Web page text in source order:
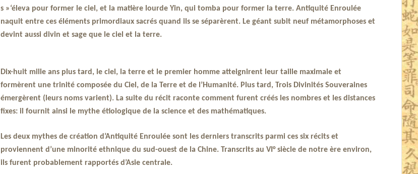
s »‘éleva pour former le ciel, et la matière lourde Yin, qui tomba pour former la terre. Antiquité Enroulée
naquit entre ces éléments primordiaux sacrés quand ils se séparèrent. Le géant subit neuf métamorphoses et
devint aussi divin et sage que le ciel et la terre.
Dix-huit mille ans plus tard, le ciel, la terre et le premier homme atteignirent leur taille maximale et
formèrent une trinité composée du Ciel, de la Terre et de l’Humanité. Plus tard, Trois Divinités Souveraines
émergèrent (leurs noms varient). La suite du récit raconte comment furent créés les nombres et les distances
fixes: il fournit ainsi le mythe étiologique de la science et des mathématiques.
Les deux mythes de création d’Antiquité Enroulée sont les derniers transcrits parmi ces six récits et
proviennent d’une minorité ethnique du sud-ouest de la Chine. Transcrits au VI° siècle de notre ère environ,
ils furent probablement rapportés d’Asie centrale.